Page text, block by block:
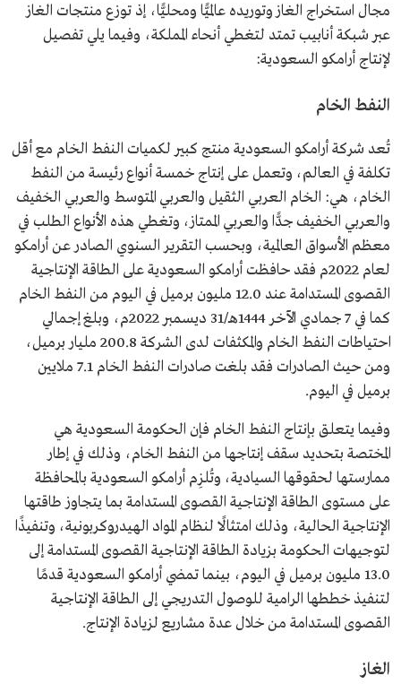
مجال استخراج الغاز وتوريده عالميًّا ومحليًّا، إذ توزع منتجات الغاز
عبر شبكة أنابيب تمتد لتغطي أنحاء المملكة، وفيما يلي تفصيل
لإنتاج أرامكو السعودية:
النفط الخام
تُعد شركة أرامكو السعودية منتج كبير لكميات النفط الخام مع أقل
تكلفة في العالم، وتعمل على إنتاج خمسة أنواع رئيسة من النفط
الخام، هي: الخام العربي الثقيل والعربي المتوسط والعربي الخفيف
والعربي الخفيف جدًّا والعربي الممتاز، وتغطي هذه الأنواع الطلب في
معظم الأسواق العالمية، وبحسب التقرير السنوي الصادر عن أرامكو
لعام 2022م فقد حافظت أرامكو السعودية على الطاقة الإنتاجية
القصوى المستدامة عند 12.0 مليون برميل في اليوم من النفط الخام
كما في 7 جمادي الآخر 1444هـ/31 ديسمبر 2022م، وبلغ إجمالي
احتياطات النفط الخام والمكثفات لدى الشركة 200.8 مليار برميل،
ومن حيث الصادرات فقد بلغت صادرات النفط الخام 7.1 ملايين
برميل في اليوم.
وفيما يتعلق بإنتاج النفط الخام فإن الحكومة السعودية هي
المختصة بتحديد سقف إنتاجها من النفط الخام، وذلك في إطار
ممارستها لحقوقها السيادية، وتُلزِم أرامكو السعودية بالمحافظة
على مستوى الطاقة الإنتاجية القصوى المستدامة بما يتجاوز طاقتها
الإنتاجية الحالية، وذلك امتثالًا لنظام المواد الهيدروكربونية، وتنفيذًا
لتوجيهات الحكومة بزيادة الطاقة الإنتاجية القصوى المستدامة إلى
13.0 مليون برميل في اليوم، بينما تمضي أرامكو السعودية قدمًا
لتنفيذ خططها الرامية للوصول التدريجي إلى الطاقة الإنتاجية
القصوى المستدامة من خلال عدة مشاريع لزيادة الإنتاج.
الغاز